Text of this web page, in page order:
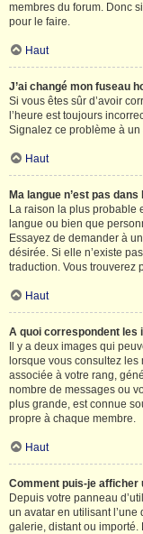
membres du forum. Donc
pour le faire.
Haut
J’ai changé mon fuseau
Si vous êtes sûr d’avoir
l’heure est toujours
Signalez ce problème à un
Haut
Ma langue n’est pas dans
La raison la plus probable
langue ou bien que
Essayez de demander à
désirée. Si elle n’existe
traduction. Vous trouverez
Haut
A quoi correspondent les
Il y a deux images qui
lorsque vous consultez les
associée à votre rang,
nombre de messages ou
plus grande, est connue
propre à chaque membre.
Haut
Comment puis-je afficher
Depuis votre panneau
un avatar en utilisant l’une
galerie, distant ou importé.